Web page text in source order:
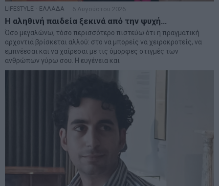
LIFESTYLE ΕΛΛΑΔΑ 6 Αυγούστου 2026
Η αληθινή παιδεία ξεκινά από την ψυχή…
Όσο μεγαλώνω, τόσο περισσότερο πιστεύω ότι η πραγματική
αρχοντιά βρίσκεται αλλού: στο να μπορείς να χειροκροτείς, να
εμπνέεσαι και να χαίρεσαι με τις όμορφες στιγμές των
ανθρώπων γύρω σου. Η ευγένεια και